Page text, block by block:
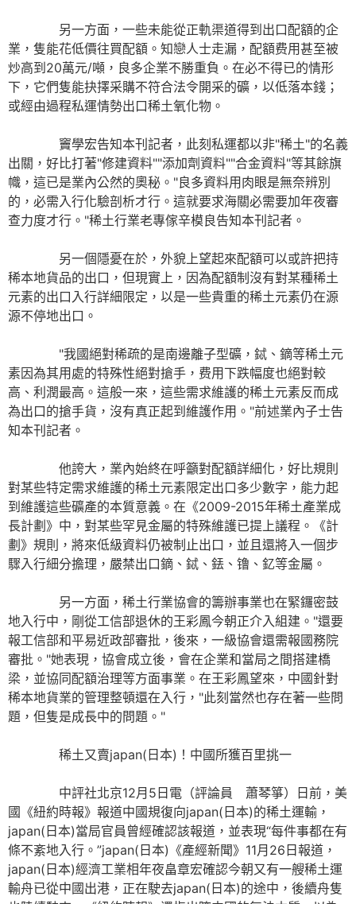
另一方面，一些未能從正軌渠道得到出口配額的企
業，隻能花低價往買配額。知戀人士走漏，配額费用甚至被
炒高到20萬元/噸，良多企業不勝重負。在必不得已的情形
下，它們隻能抉擇采購不符合法令開采的礦，以低落本錢；
或經由過程私運情勢出口稀土氧化物。
竇學宏告知本刊記者，此刻私運都以非"稀土"的名義
出關，好比打著"修建資料""添加劑資料""合金資料"等其餘旗
幟，這已是業內公然的奧秘。"良多資料用肉眼是無奈辨別
的，必需入行化驗剖析才行。這就要求海關必需要加年夜審
查力度才行。"稀土行業老專傢辛模良告知本刊記者。
另一個隱憂在於，外貌上望起來配額可以或許把持
稀本地貨品的出口，但現實上，因為配額制沒有對某種稀土
元素的出口入行詳細限定，以是一些貴重的稀土元素仍在源
源不停地出口。
"我國絕對稀疏的是南邊離子型礦，鋱、鏑等稀土元
素因為其用處的特殊性絕對搶手，费用下跌幅度也絕對較
高、利潤最高。這般一來，這些需求維護的稀土元素反而成
為出口的搶手貨，沒有真正起到維護作用。"前述業內子士告
知本刊記者。
他誇大，業內始終在呼籲對配額詳細化，好比規則
對某些特定需求維護的稀土元素限定出口多少數字，能力起
到維護這些礦產的本質意義。在《2009-2015年稀土產業成
長計劃》中，對某些罕見金屬的特殊維護已提上議程。《計
劃》規則，將來低級資料仍被制止出口，並且還將入一個步
驟入行細分擔理，嚴禁出口鏑、鋱、銩、镥、釔等金屬。
另一方面，稀土行業協會的籌辦事業也在緊鑼密鼓
地入行中，剛從工信部退休的王彩鳳今朝正介入組建。"還要
報工信部和平易近政部審批，後來，一級協會還需報國務院
審批。"她表現，協會成立後，會在企業和當局之間搭建橋
梁，並協同配額治理等方面事業。在王彩鳳望來，中國針對
稀本地貨業的管理整頓還在入行，"此刻當然也存在著一些問
題，但隻是成長中的問題。"
稀土又賣japan(日本)！中國所獲百里挑一
中評社北京12月5日電（評論員 蕭琴箏）日前，美
國《紐約時報》報道中國規復向japan(日本)的稀土運輸，
japan(日本)當局官員曾經確認該報道，並表現“每件事都在有
條不紊地入行。”japan(日本)《產經新聞》11月26日報道，
japan(日本)經濟工業相年夜畠章宏確認今朝又有一艘稀土運
輸舟已從中國出港，正在駛去japan(日本)的途中，後續舟隻